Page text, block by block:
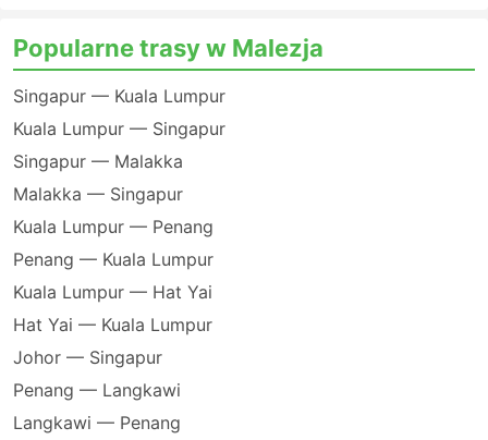
Popularne trasy w Malezja
Singapur — Kuala Lumpur
Kuala Lumpur — Singapur
Singapur — Malakka
Malakka — Singapur
Kuala Lumpur — Penang
Penang — Kuala Lumpur
Kuala Lumpur — Hat Yai
Hat Yai — Kuala Lumpur
Johor — Singapur
Penang — Langkawi
Langkawi — Penang